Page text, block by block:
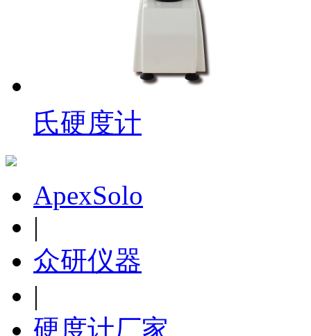
ZHBS-3000FA 自动布
氏硬度计
氏硬度计
ApexSolo
|
众研仪器
|
硬度计厂家